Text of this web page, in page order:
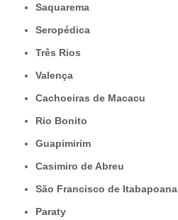
Saquarema
Seropédica
Três Rios
Valença
Cachoeiras de Macacu
Rio Bonito
Guapimirim
Casimiro de Abreu
São Francisco de Itabapoana
Paraty